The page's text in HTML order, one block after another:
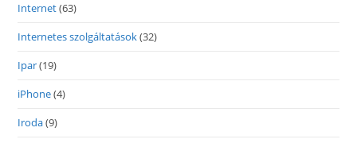
Internet(63)
Internetes szolgáltatások(32)
Ipar(19)
iPhone(4)
Iroda(9)